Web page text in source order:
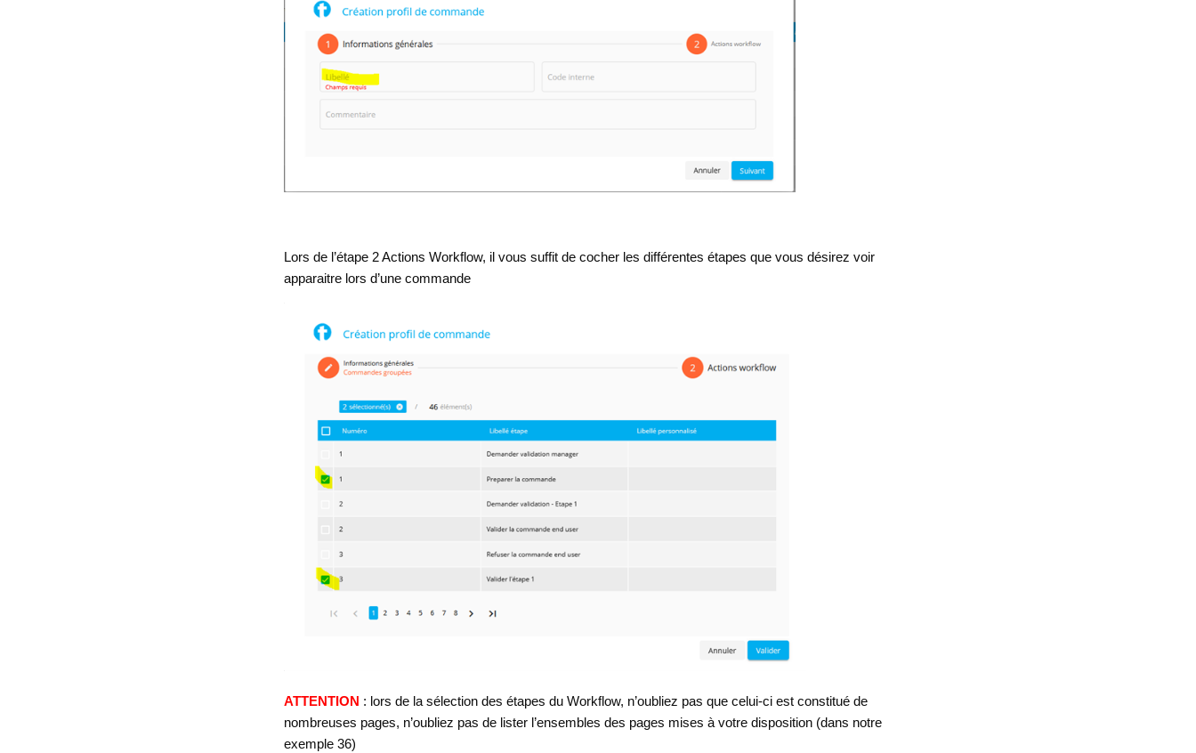
Lors de l’étape 2 Actions Workflow, il vous suffit de cocher les différentes étapes que vous désirez voir
apparaitre lors d’une commande
ATTENTION : lors de la sélection des étapes du Workflow, n’oubliez pas que celui-ci est constitué de
nombreuses pages, n’oubliez pas de lister l’ensembles des pages mises à votre disposition (dans notre
exemple 36)